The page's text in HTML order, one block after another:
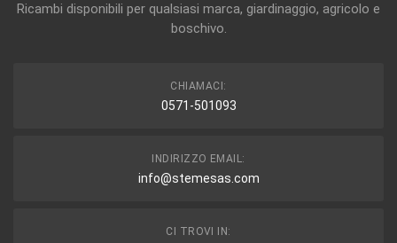
Ricambi disponibili per qualsiasi marca, giardinaggio, agricolo e
boschivo.
CHIAMACI:
0571-501093
INDIRIZZO EMAIL:
info@stemesas.com
CI TROVI IN: